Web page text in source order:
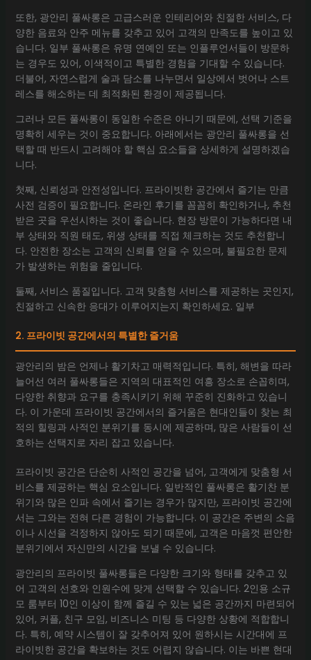
또한, 광안리 풀싸롱은 고급스러운 인테리어와 친절한 서비스, 다
양한 음료와 안주 메뉴를 갖추고 있어 고객의 만족도를 높이고 있
습니다. 일부 풀싸롱은 유명 연예인 또는 인플루언서들이 방문하
는 경우도 있어, 이색적이고 특별한 경험을 기대할 수 있습니다.
더불어, 자연스럽게 술과 담소를 나누면서 일상에서 벗어나 스트
레스를 해소하는 데 최적화된 환경이 제공됩니다.
그러나 모든 풀싸롱이 동일한 수준은 아니기 때문에, 선택 기준을
명확히 세우는 것이 중요합니다. 아래에서는 광안리 풀싸롱을 선
택할 때 반드시 고려해야 할 핵심 요소들을 상세하게 설명하겠습
니다.
첫째, 신뢰성과 안전성입니다. 프라이빗한 공간에서 즐기는 만큼
사전 검증이 필요합니다. 온라인 후기를 꼼꼼히 확인하거나, 추천
받은 곳을 우선시하는 것이 좋습니다. 현장 방문이 가능하다면 내
부 상태와 직원 태도, 위생 상태를 직접 체크하는 것도 추천합니
다. 안전한 장소는 고객의 신뢰를 얻을 수 있으며, 불필요한 문제
가 발생하는 위험을 줄입니다.
둘째, 서비스 품질입니다. 고객 맞춤형 서비스를 제공하는 곳인지,
친절하고 신속한 응대가 이루어지는지 확인하세요. 일부
2. 프라이빗 공간에서의 특별한 즐거움
광안리의 밤은 언제나 활기차고 매력적입니다. 특히, 해변을 따라
늘어선 여러 풀싸롱들은 지역의 대표적인 여흥 장소로 손꼽히며,
다양한 취향과 요구를 충족시키기 위해 꾸준히 진화하고 있습니
다. 이 가운데 프라이빗 공간에서의 즐거움은 현대인들이 찾는 최
적의 힐링과 사적인 분위기를 동시에 제공하며, 많은 사람들이 선
호하는 선택지로 자리 잡고 있습니다.
프라이빗 공간은 단순히 사적인 공간을 넘어, 고객에게 맞춤형 서
비스를 제공하는 핵심 요소입니다. 일반적인 풀싸롱은 활기찬 분
위기와 많은 인파 속에서 즐기는 경우가 많지만, 프라이빗 공간에
서는 그와는 전혀 다른 경험이 가능합니다. 이 공간은 주변의 소음
이나 시선을 걱정하지 않아도 되기 때문에, 고객은 마음껏 편안한
분위기에서 자신만의 시간을 보낼 수 있습니다.
광안리의 프라이빗 풀싸롱들은 다양한 크기와 형태를 갖추고 있
어 고객의 선호와 인원수에 맞게 선택할 수 있습니다. 2인용 소규
모 룸부터 10인 이상이 함께 즐길 수 있는 넓은 공간까지 마련되어
있어, 커플, 친구 모임, 비즈니스 미팅 등 다양한 상황에 적합합니
다. 특히, 예약 시스템이 잘 갖추어져 있어 원하시는 시간대에 프
라이빗한 공간을 확보하는 것도 어렵지 않습니다. 이는 바쁜 현대